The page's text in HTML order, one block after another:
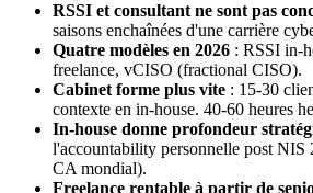
RSSI et consultant ne sont pas
saisons enchaînées d'une carrière
Quatre modèles en 2026 : RSSI in-
freelance, vCISO (fractional CISO).
Cabinet forme plus vite : 15-30
contexte en in-house. 40-60 heures
In-house donne profondeur
l'accountability personnelle post NIS
CA mondial).
Freelance rentable à partir de